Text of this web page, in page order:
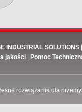
INDUSTRIAL SOLUTIONS
jakości Pomoc
rozwiązania dla